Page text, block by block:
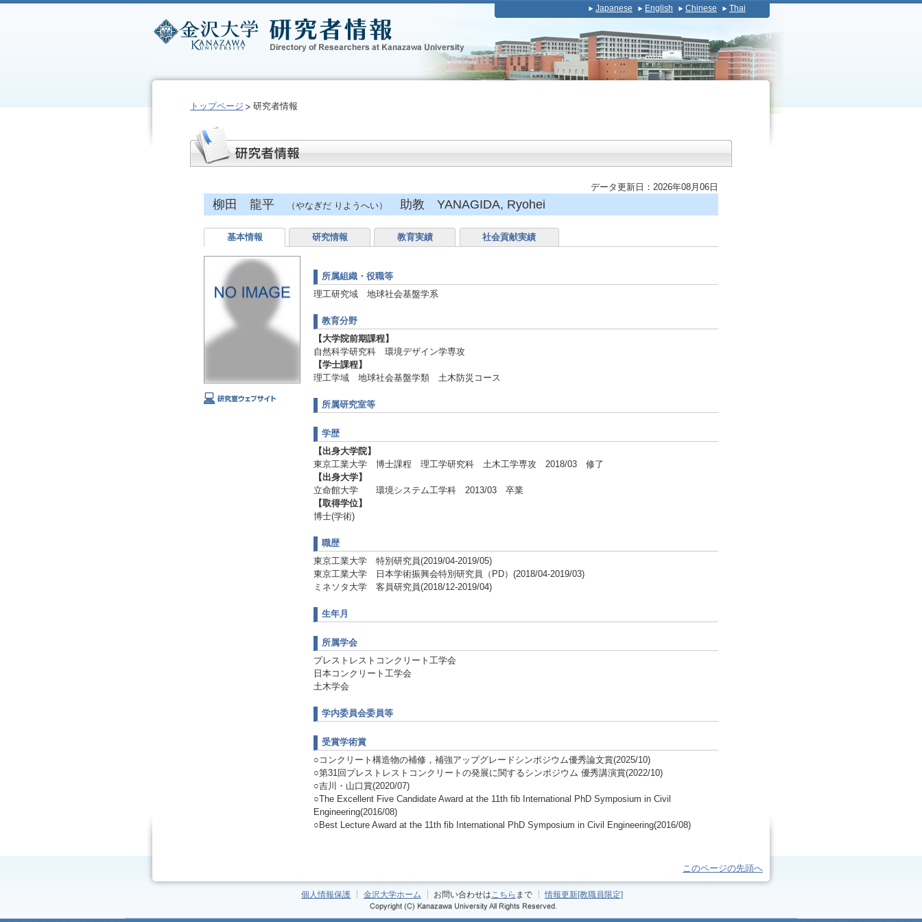
Japanese English Chinese Thai
トップページ 研究者情報
データ更新日：2026年08月06日
柳田 龍平 （やなぎだ りようへい） 助教 YANAGIDA, Ryohei
基本情報 研究情報 教育実績 社会貢献実績
所属組織・役職等
理工研究域 地球社会基盤学系
教育分野
【大学院前期課程】
自然科学研究科 環境デザイン学専攻
【学士課程】
理工学域 地球社会基盤学類 土木防災コース
所属研究室等
学歴
【出身大学院】
東京工業大学 博士課程 理工学研究科 土木工学専攻 2018/03 修了
【出身大学】
立命館大学 環境システム工学科 2013/03 卒業
【取得学位】
博士(学術)
職歴
東京工業大学 特別研究員(2019/04-2019/05)
東京工業大学 日本学術振興会特別研究員（PD）(2018/04-2019/03)
ミネソタ大学 客員研究員(2018/12-2019/04)
生年月
所属学会
プレストレストコンクリート工学会
日本コンクリート工学会
土木学会
学内委員会委員等
受賞学術賞
○コンクリート構造物の補修，補強アップグレードシンポジウム優秀論文賞(2025/10)
○第31回プレストレストコンクリートの発展に関するシンポジウム 優秀講演賞(2022/10)
○吉川・山口賞(2020/07)
○The Excellent Five Candidate Award at the 11th fib International PhD Symposium in Civil
Engineering(2016/08)
○Best Lecture Award at the 11th fib International PhD Symposium in Civil Engineering(2016/08)
このページの先頭へ
個人情報保護 金沢大学ホーム お問い合わせは こちら まで 情報更新[教職員限定]